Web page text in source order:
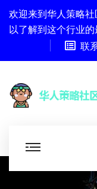
欢迎来到华人策略
以了解到这个行业
联